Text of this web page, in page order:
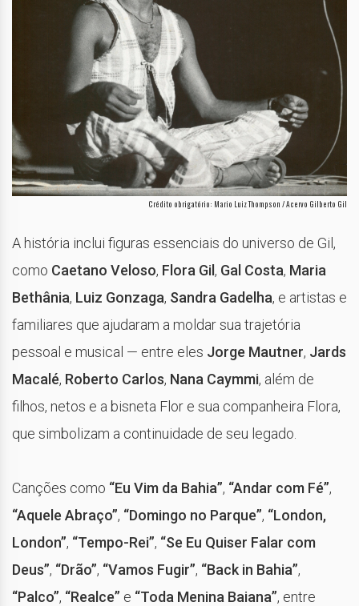
Crédito obrigatório: Mario Luiz Thompson / Acervo Gilberto Gil
A história inclui figuras essenciais do universo de Gil,
como Caetano Veloso, Flora Gil, Gal Costa, Maria
Bethânia, Luiz Gonzaga, Sandra Gadelha, e artistas e
familiares que ajudaram a moldar sua trajetória
pessoal e musical — entre eles Jorge Mautner, Jards
Macalé, Roberto Carlos, Nana Caymmi, além de
filhos, netos e a bisneta Flor e sua companheira Flora,
que simbolizam a continuidade de seu legado.
Canções como “Eu Vim da Bahia”, “Andar com Fé”,
“Aquele Abraço”, “Domingo no Parque”, “London,
London”, “Tempo-Rei”, “Se Eu Quiser Falar com
Deus”, “Drão”, “Vamos Fugir”, “Back in Bahia”,
“Palco”, “Realce” e “Toda Menina Baiana”, entre